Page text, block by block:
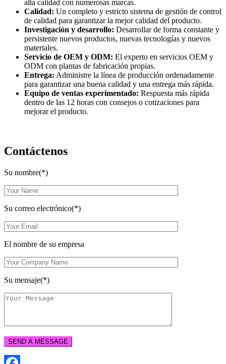
alta calidad con numerosas marcas.
Calidad: Un completo y estricto sistema de gestión de control
de calidad para garantizar la mejor calidad del producto.
Investigación y desarrollo: Desarrollar de forma constante y
persistente nuevos productos, nuevas tecnologías y nuevos
materiales.
Servicio de OEM y ODM: El experto en servicios OEM y
ODM con plantas de fabricación propias.
Entrega: Administre la línea de producción ordenadamente
para garantizar una buena calidad y una entrega más rápida.
Equipo de ventas experimentado: Respuesta más rápida
dentro de las 12 horas con consejos o cotizaciones para
mejorar el producto.
Contáctenos
Su nombre(*)
Su correo electrónico(*)
El nombre de su empresa
Su mensaje(*)